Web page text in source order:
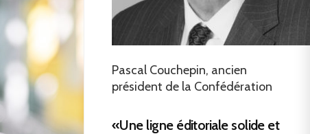
Pascal Couchepin, ancien
président de la Confédération
«Une ligne éditoriale solide et